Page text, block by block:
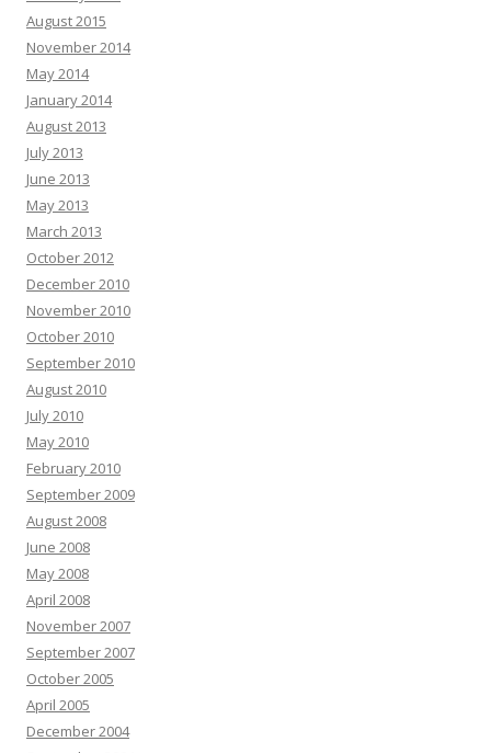
August 2015
November 2014
May 2014
January 2014
August 2013
July 2013
June 2013
May 2013
March 2013
October 2012
December 2010
November 2010
October 2010
September 2010
August 2010
July 2010
May 2010
February 2010
September 2009
August 2008
June 2008
May 2008
April 2008
November 2007
September 2007
October 2005
April 2005
December 2004